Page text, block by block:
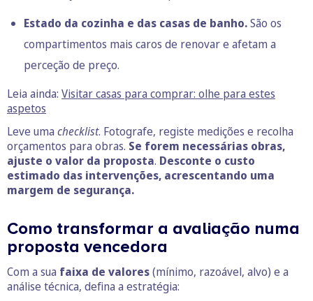
Estado da cozinha e das casas de banho.São os
compartimentos mais caros de renovar e afetam a
perceção de preço.
Leia ainda: Visitar casas para comprar: olhe para estes
aspetos
Leve uma checklist. Fotografe, registe medições e recolha
orçamentos para obras. Se forem necessárias obras,
ajuste o valor da proposta. Desconte o custo
estimado das intervenções, acrescentando uma
margem de segurança.
Como transformar a avaliação numa
proposta vencedora
Com a sua faixa de valores(mínimo, razoável, alvo) e a
análise técnica, defina a estratégia: